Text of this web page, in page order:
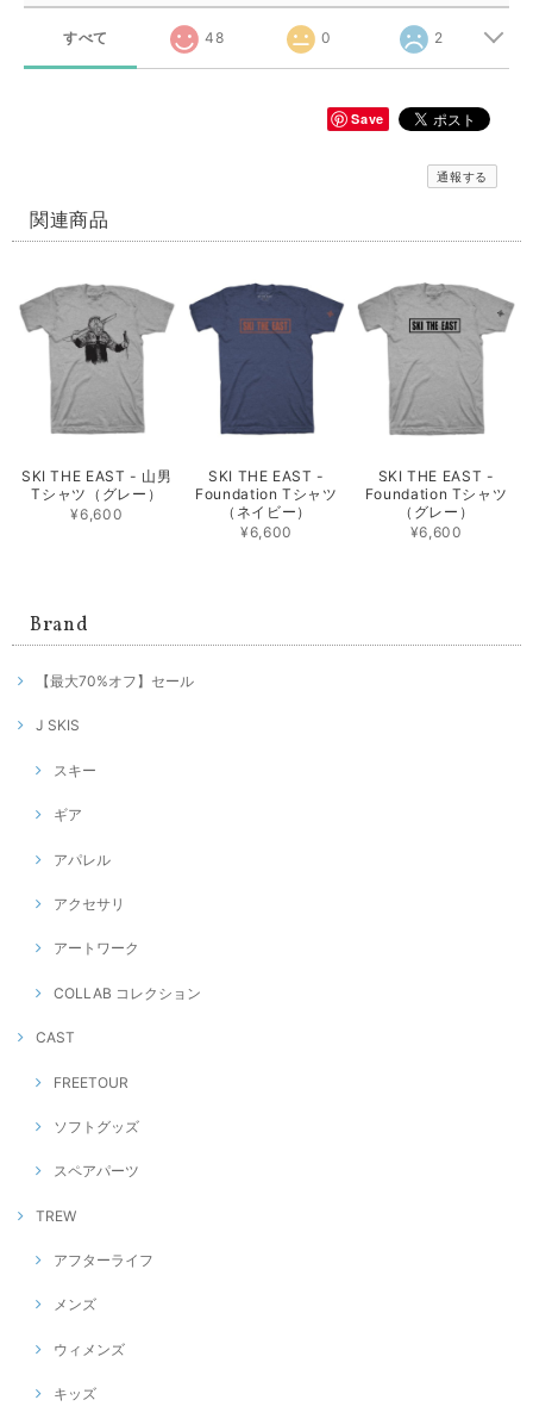
すべて 48 0 2
Save
通報する
関連商品
SKI THE EAST - 山男
Tシャツ（グレー）
¥6,600
SKI THE EAST -
Foundation Tシャツ
（ネイビー）
¥6,600
SKI THE EAST -
Foundation Tシャツ
（グレー）
¥6,600
Brand
【最大70%オフ】セール
J SKIS
スキー
ギア
アパレル
アクセサリ
アートワーク
COLLAB コレクション
CAST
FREETOUR
ソフトグッズ
スペアパーツ
TREW
アフターライフ
メンズ
ウィメンズ
キッズ